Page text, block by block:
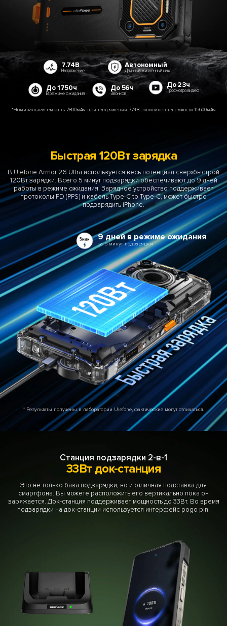
7.74В
Напряжение
Автономный
Длинный жизненный цикл
До 1750ч
В режиме ожидания
До 56ч
Звонков
До 23ч
Просмотра видео
*Номинальная ёмкость 7800мАч при напряжении 7.74В эквивалентна ёмкости 15600мАч
Быстрая 120Вт зарядка
В Ulefone Armor 26 Ultra используется весь потенциал сверхбыстрой
120Вт зарядки. Всего 5 минут подзарядки обеспечивают до 9 дней
работы в режиме ожидания. Зарядное устройство поддерживает
протоколы PD (PPS) и кабель Type-C to Type-C, может быстро
подзарядить iPhone.
9 дней в режиме ожидания
за 5 минут подзарядки
* Результаты получены в лаборатории Ulefone, фактические могут отличаться.
33Вт док-станция
Станция подзарядки 2-в-1
Это не только база подзарядки, но и отличная подставка для
смартфона. Вы можете расположить его вертикально пока он
заряжается. Док-станция поддерживает мощность до 33Вт. Во время
подзарядки на док-станции используется интерфейс pogo pin.